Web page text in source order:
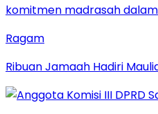
Ragam
Ribuan Jamaah Hadiri